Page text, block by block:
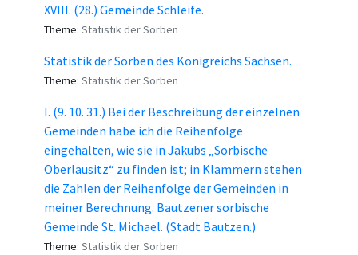
XVIII. (28.) Gemeinde Schleife.
Theme: Statistik der Sorben
Statistik der Sorben des Königreichs Sachsen.
Theme: Statistik der Sorben
I. (9. 10. 31.) Bei der Beschreibung der einzelnen
Gemeinden habe ich die Reihenfolge
eingehalten, wie sie in Jakubs „Sorbische
Oberlausitz“ zu finden ist; in Klammern stehen
die Zahlen der Reihenfolge der Gemeinden in
meiner Berechnung. Bautzener sorbische
Gemeinde St. Michael. (Stadt Bautzen.)
Theme: Statistik der Sorben